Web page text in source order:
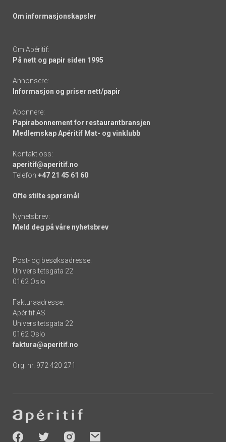
Om informasjonskapsler
Om Apéritif:
På nett og papir siden 1995
Annonsere:
Informasjon og priser nett/papir
Abonnere:
Papirabonnement for restaurantbransjen
Medlemskap Apéritif Mat- og vinklubb
Kontakt oss:
aperitif@aperitif.no
Telefon +47 21 45 61 60
Ofte stilte spørsmål
Nyhetsbrev:
Meld deg på våre nyhetsbrev
Post- og besøksadresse:
Universitetsgata 22
0162 Oslo
Fakturaadresse:
Apéritif AS
Universitetsgata 22
0162 Oslo
faktura@aperitif.no
Org. nr. 972 420 271
-